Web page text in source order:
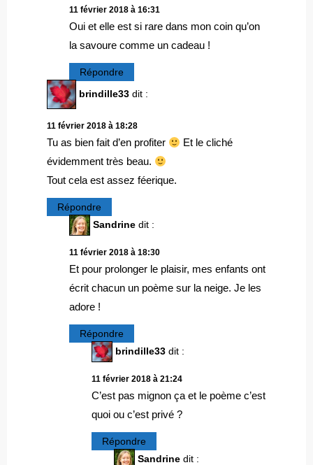
11 février 2018 à 16:31
Oui et elle est si rare dans mon coin qu’on
la savoure comme un cadeau !
Répondre
brindille33 dit :
11 février 2018 à 18:28
Tu as bien fait d’en profiter
Et le cliché
évidemment très beau.
Tout cela est assez féerique.
Répondre
Sandrine dit :
11 février 2018 à 18:30
Et pour prolonger le plaisir, mes enfants ont
écrit chacun un poème sur la neige. Je les
adore !
Répondre
brindille33 dit :
11 février 2018 à 21:24
C’est pas mignon ça et le poème c’est
quoi ou c’est privé ?
Répondre
Sandrine dit :